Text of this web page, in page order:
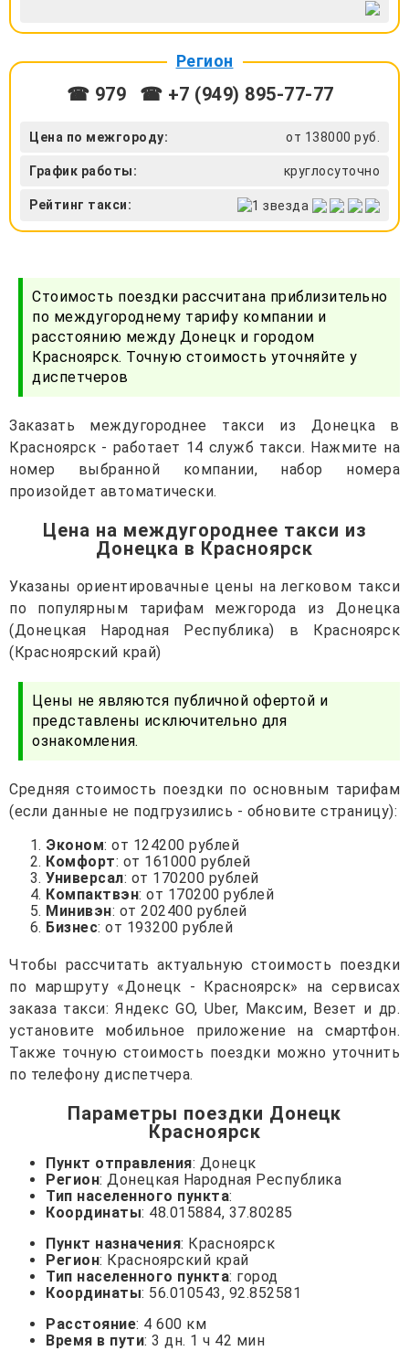
Регион
☎ 979 ☎ +7 (949) 895-77-77
Цена по межгороду: от 138000 руб.
График работы: круглосуточно
Рейтинг такси:
Стоимость поездки рассчитана приблизительно
по междугороднему тарифу компании и
расстоянию между Донецк и городом
Красноярск. Точную стоимость уточняйте у
диспетчеров
Заказать междугороднее такси из Донецка в
Красноярск - работает 14 служб такси. Нажмите на
номер выбранной компании, набор номера
произойдет автоматически.
Цена на междугороднее такси из
Донецка в Красноярск
Указаны ориентировачные цены на легковом такси
по популярным тарифам межгорода из Донецка
(Донецкая Народная Республика) в Красноярск
(Красноярский край)
Цены не являются публичной офертой и
представлены исключительно для
ознакомления.
Средняя стоимость поездки по основным тарифам
(если данные не подгрузились - обновите страницу):
Эконом: от 124200 рублей
Комфорт: от 161000 рублей
Универсал: от 170200 рублей
Компактвэн: от 170200 рублей
Минивэн: от 202400 рублей
Бизнес: от 193200 рублей
Чтобы рассчитать актуальную стоимость поездки
по маршруту «Донецк - Красноярск» на сервисах
заказа такси: Яндекс GO, Uber, Максим, Везет и др.
установите мобильное приложение на смартфон.
Также точную стоимость поездки можно уточнить
по телефону диспетчера.
Параметры поездки Донецк
Красноярск
Пункт отправления: Донецк
Регион: Донецкая Народная Республика
Тип населенного пункта:
Координаты: 48.015884, 37.80285
Пункт назначения: Красноярск
Регион: Красноярский край
Тип населенного пункта: город
Координаты: 56.010543, 92.852581
Расстояние: 4 600 км
Время в пути: 3 дн. 1 ч 42 мин